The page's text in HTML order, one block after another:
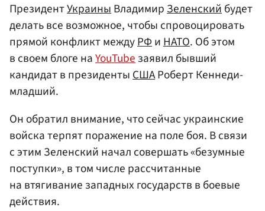
ПрезидентУкраиныВладимирЗеленскийбудет
делать все возможное, чтобы спровоцировать
прямой конфликт междуРФиНАТО. Об этом
в своем блоге наYouTubeзаявил бывший
кандидат в президентыСШАРоберт Кеннеди-
младший.
Он обратил внимание, что сейчас украинские
войска терпят поражение на поле боя. В связи
с этим Зеленский начал совершать «безумные
поступки», в том числе рассчитанные
на втягивание западных государств в боевые
действия.